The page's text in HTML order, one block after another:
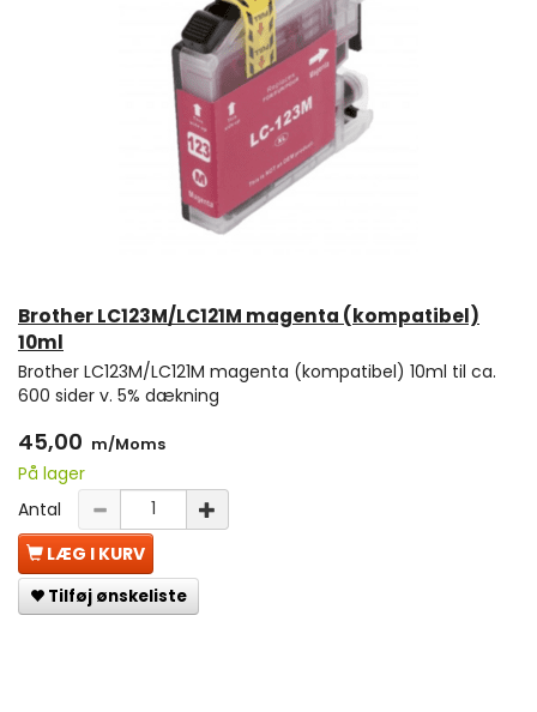
Brother LC123M/LC121M magenta (kompatibel)
10ml
Brother LC123M/LC121M magenta (kompatibel) 10ml til ca.
600 sider v. 5% dækning
45,00 m/Moms
På lager
Antal
LÆG I KURV
Tilføj ønskeliste